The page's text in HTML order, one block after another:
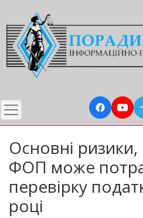
до
основного
вмісту
Основні ризики,
ФОП може
перевірку
році